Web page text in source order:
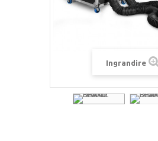
Ingrandire